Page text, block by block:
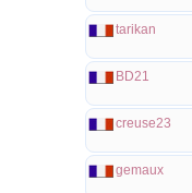
tarikan
BD21
creuse23
gemaux